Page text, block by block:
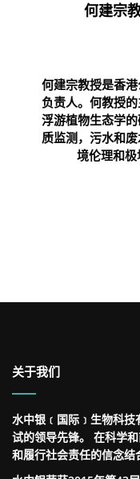
何建宗
何建宗教授是香
负责人。何教授
浮游植物生态学
质监测，污水和
境伦理和
关于我们
水中银﹝国际﹞生物科
试的领导先锋。 在科学
和履行社会责任的信念结